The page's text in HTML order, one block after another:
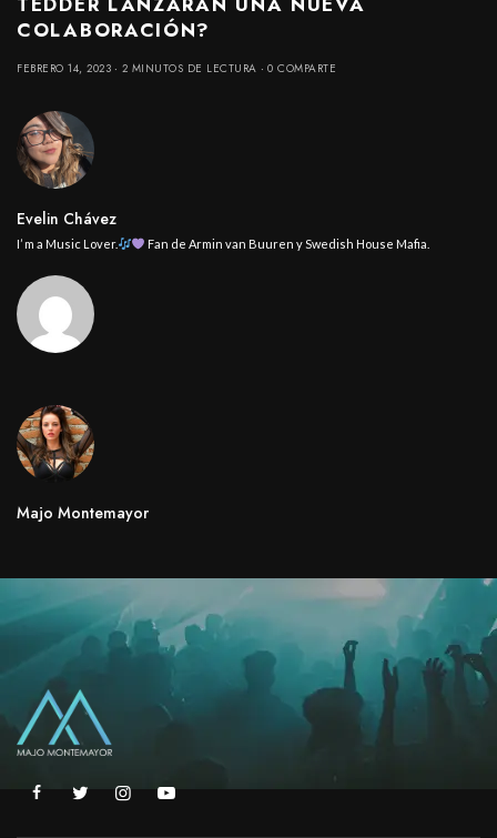
COLABORACIÓN?
FEBRERO 14, 2023 2 MINUTOS DE LECTURA 0 COMPARTE
Evelin Chávez
I’ m a Music Lover. Fan de Armin van Buuren y Swedish House Mafia.
Majo Montemayor